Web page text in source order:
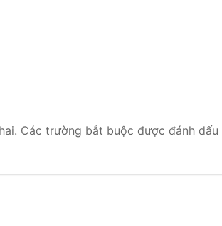
S20
SYSTEM
Các trường bắt buộc được đánh dấu